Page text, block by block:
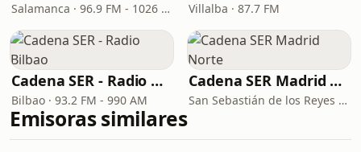
Salamanca · 96.9 FM - 1026 AM Villalba · 87.7 FM
Cadena SER - Radio Bilbao
Bilbao · 93.2 FM - 990 AM
Cadena SER Madrid Norte
San Sebastián de los Reyes · 89.6 FM
Emisoras similares